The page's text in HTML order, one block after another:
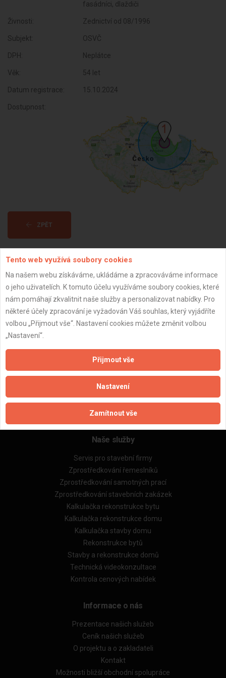
fasádníci, dlaždiči
Živnosti: Zednictví od 08/1996
Subjekt: OSVČ
DPH: Neplátce
Věk: 54 let
Datum registrace: 15.10.2024
Dostupnost:
ZPĚT
Aktualizováno z portálu ARES dne 11.01.2025 14:11:22
Důležité informace
Zásady pro používání souborů cookie
Obchodní podmínky (zprostředkování)
Obchodní podmínky (rozpočtování)
Reference
Naše excelové tabulky online
Naše služby
Servis pro stavební firmy
Zprostředkování řemeslníků
Zprostředkování samotných prací
Zprostředkování stavebních zakázek
Kalkulačka rekonstrukce bytu
Kalkulačka rekonstrukce domu
Kalkulačka stavby domu
Rekonstrukce bytů
Stavby a rekonstrukce domů
Technická videokonzultace
Kontrola cenových nabídek
Informace o nás
Prezentace našich služeb
Ceník našich služeb
O projektu a o zakladateli
Kontakt
Možnosti bližší obchodní spolupráce
Tento web využívá soubory cookies
Na našem webu získáváme, ukládáme a zpracováváme informace
o jeho uživatelích. K tomuto účelu využíváme soubory cookies, které
nám pomáhají zkvalitnit naše služby a personalizovat nabídky. Pro
některé účely zpracování je vyžadován Váš souhlas, který vyjádříte
volbou „Přijmout vše“. Nastavení cookies můžete změnit volbou
„Nastavení“.
Přijmout vše
Nastavení
Zamítnout vše